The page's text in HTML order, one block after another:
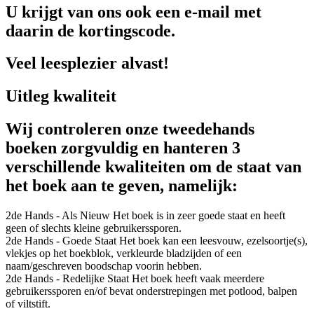
U krijgt van ons ook een e-mail met
daarin de kortingscode.
Veel leesplezier alvast!
Uitleg kwaliteit
Wij controleren onze tweedehands
boeken zorgvuldig en hanteren 3
verschillende kwaliteiten om de staat van
het boek aan te geven, namelijk:
2de Hands - Als Nieuw Het boek is in zeer goede staat en heeft
geen of slechts kleine gebruikerssporen.
2de Hands - Goede Staat Het boek kan een leesvouw, ezelsoortje(s),
vlekjes op het boekblok, verkleurde bladzijden of een
naam/geschreven boodschap voorin hebben.
2de Hands - Redelijke Staat Het boek heeft vaak meerdere
gebruikerssporen en/of bevat onderstrepingen met potlood, balpen
of viltstift.